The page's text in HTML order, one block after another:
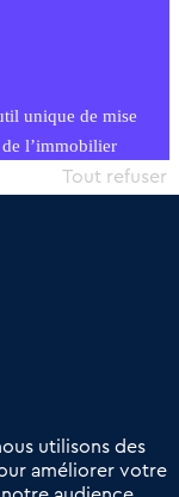
unique de mise
l’immobilier
et intégrant
utilisons des
améliorer votre
Tout refuser